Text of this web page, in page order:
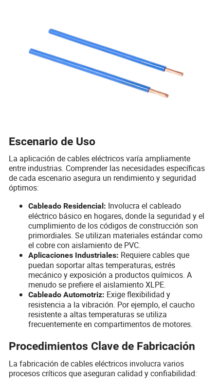
Escenario de Uso
La aplicación de cables eléctricos varía ampliamente
entre industrias. Comprender las necesidades específicas
de cada escenario asegura un rendimiento y seguridad
óptimos:
Cableado Residencial: Involucra el cableado
eléctrico básico en hogares, donde la seguridad y el
cumplimiento de los códigos de construcción son
primordiales. Se utilizan materiales estándar como
el cobre con aislamiento de PVC.
Aplicaciones Industriales: Requiere cables que
puedan soportar altas temperaturas, estrés
mecánico y exposición a productos químicos. A
menudo se prefiere el aislamiento XLPE.
Cableado Automotriz: Exige flexibilidad y
resistencia a la vibración. Por ejemplo, el caucho
resistente a altas temperaturas se utiliza
frecuentemente en compartimentos de motores.
Procedimientos Clave de Fabricación
La fabricación de cables eléctricos involucra varios
procesos críticos que aseguran calidad y confiabilidad: